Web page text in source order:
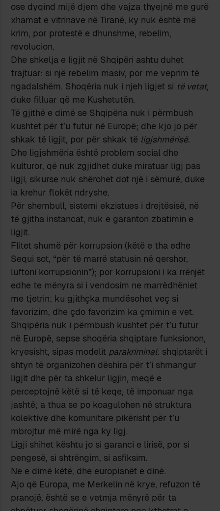
ose dyqind mijë djem dhe vajza thyejnë me gurë
xhamat e vitrinave në Tiranë, ky nuk është më
krim, por protestë e dhunshme, rebelim,
revolucion.
Dhe shkelja e ligjit në Shqipëri ashtu duhet
trajtuar: si një rebelim masiv, por me veprim të
ngadalshëm. Shoqëria nuk i njeh ligjet si të vetat,
duke filluar që me Kushetutën.
Të gjithë e dimë se Shqipëria nuk i përmbush
kushtet për t’u futur në Europë; dhe kjo jo për
shkak të ligjit, por për shkak të ligjshmërisë.
Dhe ligjshmëria është problem social dhe
kulturor, që nuk zgjidhet duke miratuar ligj pas
ligji, sikurse nuk shërohet dot një i sëmurë, duke
ia krehur flokët ndryshe.
Për shembull, sistemi ekzistues i drejtësisë, në
të gjitha instancat, nuk e garanton zbatimin e
ligjit.
Flitet shumë për korrupsion (këtë e tha edhe
Sequi sot, “për të marrë statusin në qershor,
luftoni korrupsionin”); por korrupsioni i ka rrënjët
edhe te mënyra si i vendosim ne marrëdhëniet
me tjetrin: ku gjithçka mundësohet veç si
favorizim, dhe çdo favorizim ka çmimin e vet.
Shqipëria nuk i përmbush kushtet për t’u futur
në Europë, sepse shoqëria shqiptare funksionon,
kryesisht, sipas modelit parakriminal: shqiptarët i
shtyn të organizohen dëshira për t’i shmangur
ligjit dhe për ta shkelur ligjin, meqë e
perceptojnë këtë si të keqe, të imponuar nga
jashtë; a thua se po koagulohen në struktura
kolektive dhe komunitare pikërisht për t’u
mbrojtur më mirë nga ky ligj.
Ligji shihet kështu jo si garanci e lirisë, por si
pengesë, si shtrëngim, si asfiksim.
Ne e dimë këtë, dhe europianët e dinë.
Ajo që Europa, me Merkelin në krye, refuzon të
pranojë, është se e vetmja mënyrë për ta